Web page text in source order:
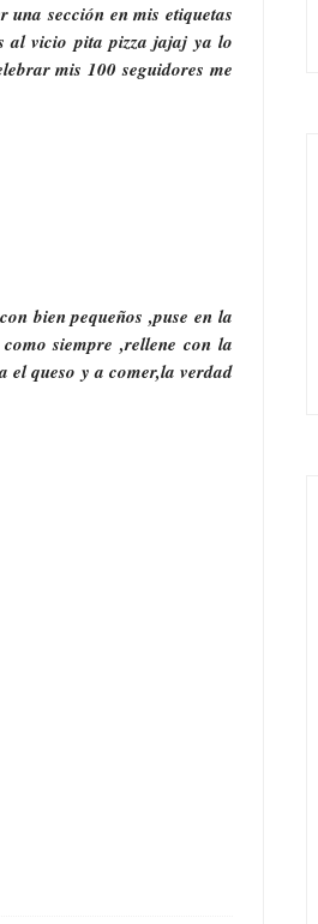
sección en mis etiquetas
al vicio pita pizza jajaj ya lo
mis 100 seguidores me
bien pequeños ,puse en la
siempre ,rellene con la
el queso y a comer,la verdad